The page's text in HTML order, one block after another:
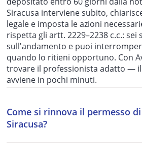
Siracusa interviene subito,
legale e imposta le azioni
rispetta gli artt. 2229–2238 c.c.:
sull'andamento e puoi
quando lo ritieni opportuno. Con
trovare il professionista adatto —
avviene in pochi minuti.
Come si rinnova il permesso
Siracusa?